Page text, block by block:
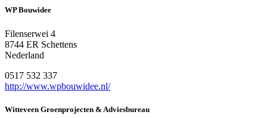
WP Bouwidee
Filenserwei 4
8744 ER Schettens
Nederland
0517 532 337
http://www.wpbouwidee.nl/
Witteveen Groenprojecten & Adviesbureau